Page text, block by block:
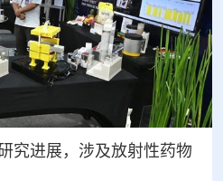
究进展，涉及放射性药物